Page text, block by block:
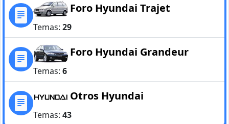
Foro Hyundai Trajet
Temas: 29
Foro Hyundai Grandeur
Temas: 6
Otros Hyundai
Temas: 43